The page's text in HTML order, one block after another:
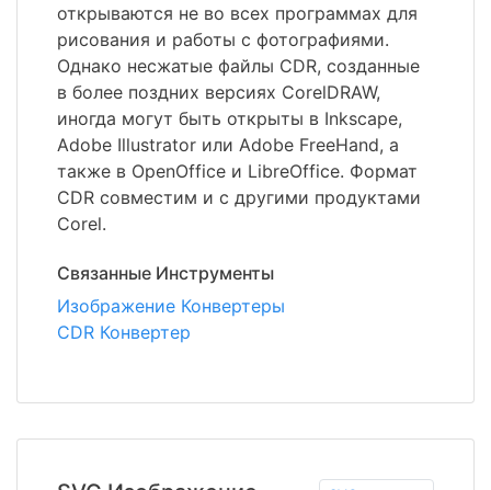
открываются не во всех программах для
рисования и работы с фотографиями.
Однако несжатые файлы CDR, созданные
в более поздних версиях CorelDRAW,
иногда могут быть открыты в Inkscape,
Adobe Illustrator или Adobe FreeHand, а
также в OpenOffice и LibreOffice. Формат
CDR совместим и с другими продуктами
Corel.
Связанные Инструменты
Изображение Конвертеры
CDR Конвертер